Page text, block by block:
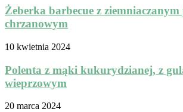
Żeberka barbecue z ziemniaczanym
chrzanowym
10 kwietnia 2024
Polenta z mąki kukurydzianej, z
wieprzowym
20 marca 2024